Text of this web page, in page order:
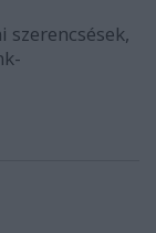
szerencsések,